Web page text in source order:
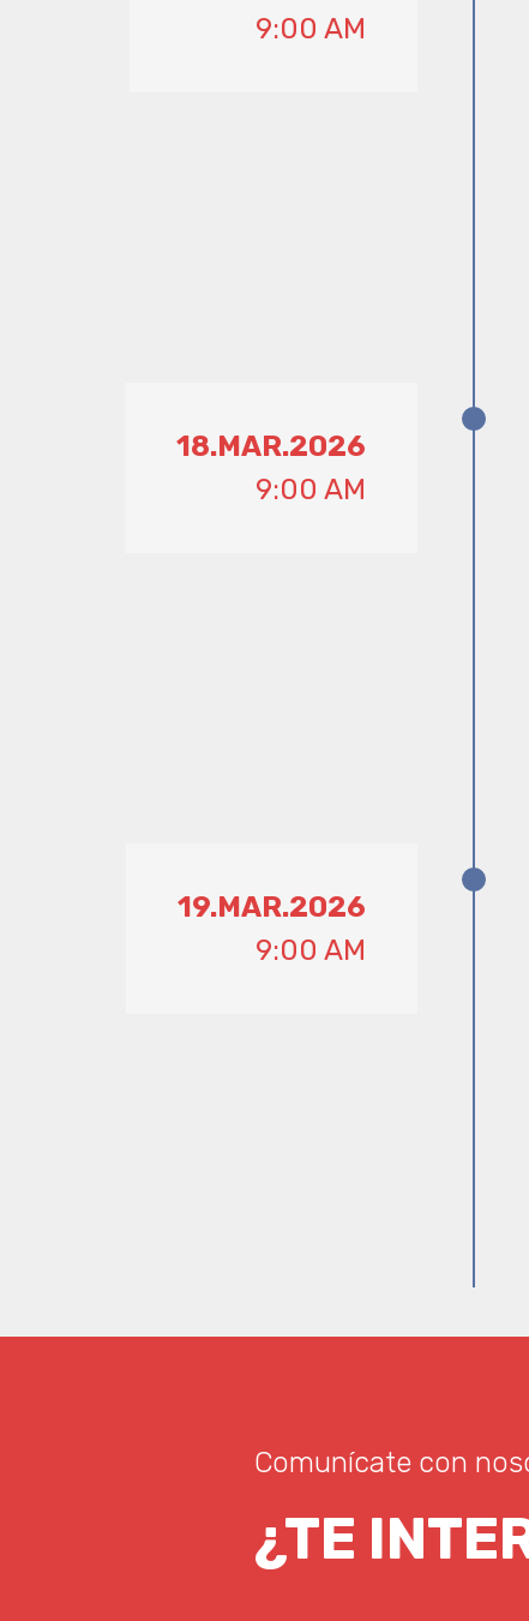
9:00 AM
18.MAR.2026
9:00 AM
19.MAR.2026
9:00 AM
Comunícate con
¿TE